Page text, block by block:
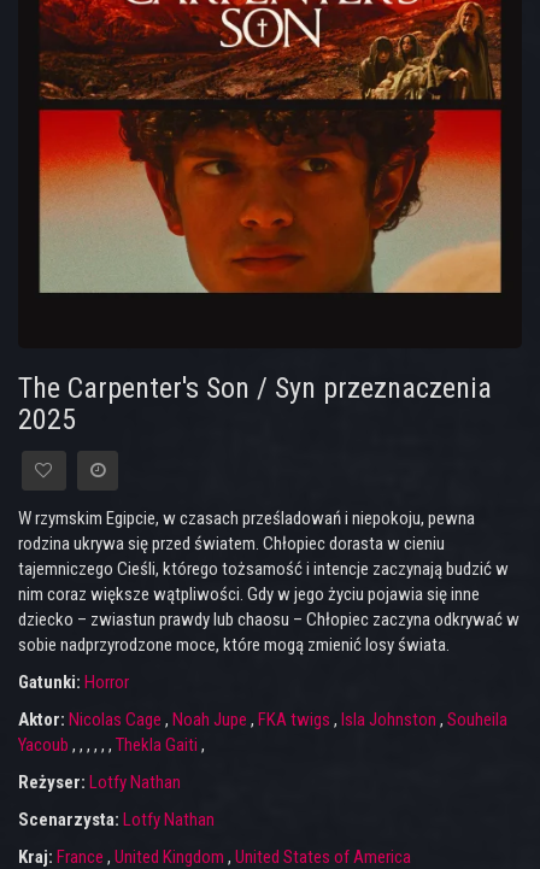
The Carpenter's Son / Syn przeznaczenia
2025
W rzymskim Egipcie, w czasach prześladowań i niepokoju, pewna
rodzina ukrywa się przed światem. Chłopiec dorasta w cieniu
tajemniczego Cieśli, którego tożsamość i intencje zaczynają budzić w
nim coraz większe wątpliwości. Gdy w jego życiu pojawia się inne
dziecko – zwiastun prawdy lub chaosu – Chłopiec zaczyna odkrywać w
sobie nadprzyrodzone moce, które mogą zmienić losy świata.
Gatunki: Horror
Aktor: Nicolas Cage , Noah Jupe , FKA twigs , Isla Johnston , Souheila
Yacoub , , , , , , Thekla Gaiti ,
Reżyser: Lotfy Nathan
Scenarzysta: Lotfy Nathan
Kraj: France , United Kingdom , United States of America